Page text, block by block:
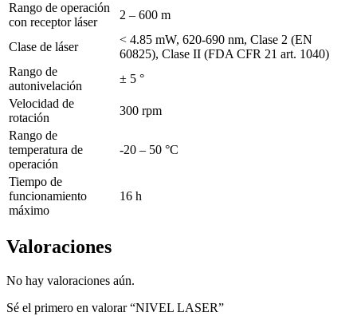
Rango de operación
con receptor láser
2 – 600 m
Clase de láser
< 4.85 mW, 620-690 nm, Clase 2 (EN
60825), Clase II (FDA CFR 21 art. 1040)
Rango de
autonivelación
± 5 °
Velocidad de
rotación
300 rpm
Rango de
temperatura de
operación
-20 – 50 °C
Tiempo de
funcionamiento
máximo
16 h
Valoraciones
No hay valoraciones aún.
Sé el primero en valorar “NIVEL LASER”